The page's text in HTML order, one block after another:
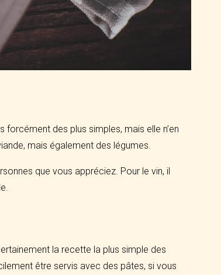
forcément des plus simples, mais elle n’en
mais également des légumes.
que vous appréciez. Pour le vin, il
la recette la plus simple des
être servis avec des pâtes, si vous